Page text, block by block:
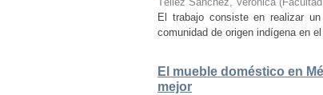
El trabajo consiste en realizar
comunidad de origen indígena en
El mueble doméstico en
mejor